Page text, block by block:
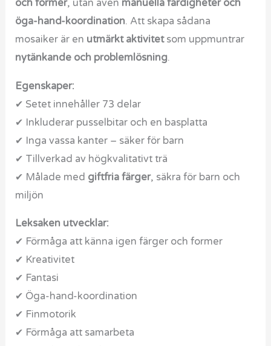
och former, utan även manuella färdigheter och
öga-hand-koordination. Att skapa sådana
mosaiker är en utmärkt aktivitetsom uppmuntrar
nytänkande och problemlösning.
Egenskaper:
✔ Setet innehåller 73 delar
✔ Inkluderar pusselbitar och en basplatta
✔ Inga vassa kanter – säker för barn
✔ Tillverkad av högkvalitativt trä
✔ Målade med giftfria färger, säkra för barn och
miljön
Leksaken utvecklar:
✔ Förmåga att känna igen färger och former
✔ Kreativitet
✔ Fantasi
✔ Öga-hand-koordination
✔ Finmotorik
✔ Förmåga att samarbeta